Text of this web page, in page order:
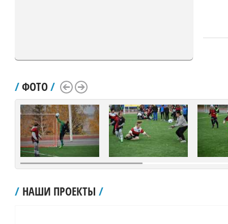
/ФОТО/
Scroll LeftScroll Right
/ НАШИ ПРОЕКТЫ /